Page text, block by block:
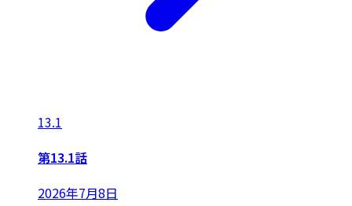
13.1
第13.1話
2026年7月8日